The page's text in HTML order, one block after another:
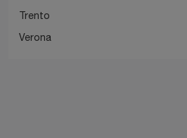
Trento
Verona